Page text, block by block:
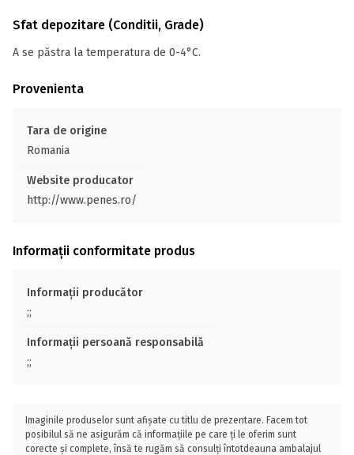
Sfat depozitare (Conditii, Grade)
A se păstra la temperatura de 0-4°C.
Provenienta
Tara de origine
Romania
Website producator
http://www.penes.ro/
Informații conformitate produs
Informații producător
;;
Informații persoană responsabilă
;;
Imaginile produselor sunt afișate cu titlu de prezentare. Facem tot
posibilul să ne asigurăm că informațiile pe care ți le oferim sunt
corecte și complete, însă te rugăm să consulți întotdeauna ambalajul